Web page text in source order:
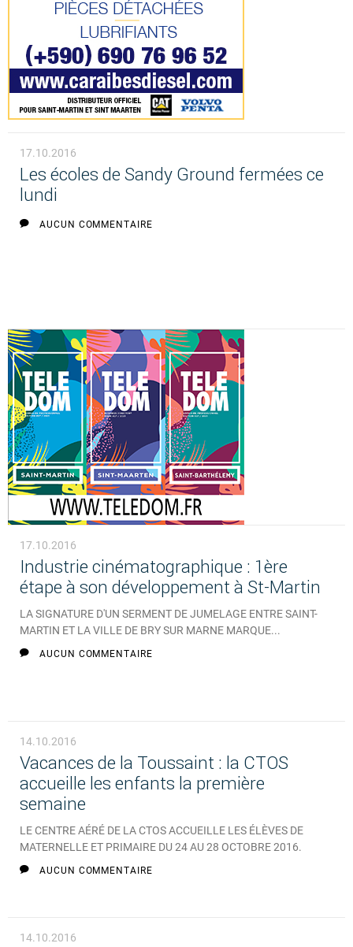
17.10.2016
Les écoles de Sandy Ground fermées ce
lundi
AUCUN COMMENTAIRE
17.10.2016
Industrie cinématographique : 1ère
étape à son développement à St-Martin
LA SIGNATURE D'UN SERMENT DE JUMELAGE ENTRE SAINT-
MARTIN ET LA VILLE DE BRY SUR MARNE MARQUE...
AUCUN COMMENTAIRE
14.10.2016
Vacances de la Toussaint : la CTOS
accueille les enfants la première
semaine
LE CENTRE AÉRÉ DE LA CTOS ACCUEILLE LES ÉLÈVES DE
MATERNELLE ET PRIMAIRE DU 24 AU 28 OCTOBRE 2016.
AUCUN COMMENTAIRE
14.10.2016